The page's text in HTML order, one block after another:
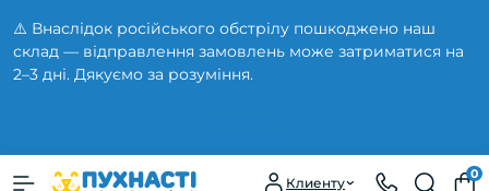
⚠️ Внаслідок російського обстрілу пошкоджено наш
склад — відправлення замовлень може затриматися на
2–3 дні. Дякуємо за розуміння.
Клиенту
0